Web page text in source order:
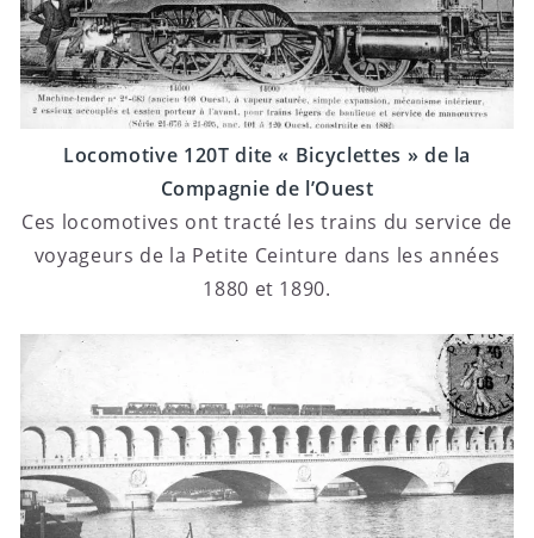
Locomotive 120T dite « Bicyclettes » de la
Compagnie de l’Ouest
Ces locomotives ont tracté les trains du service de
voyageurs de la Petite Ceinture dans les années
1880 et 1890.